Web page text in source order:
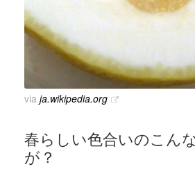
via ja.wikipedia.org
春らしい色合いのこん
が？